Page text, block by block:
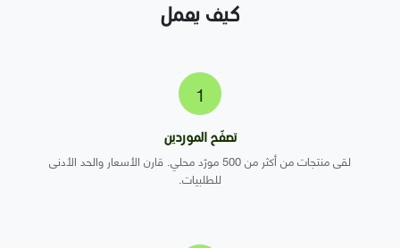
كيف يعمل
1
تصفّح الموردين
لقى منتجات من أكثر من 500 مورّد محلي. قارن الأسعار والحد الأدنى
للطلبيات.